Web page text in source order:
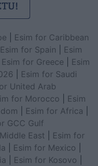
Esim for Caribbean
Esim for Spain
Esim
Esim for Greece
Esim
Esim for Saudi
United Arab
for Morocco
Esim
Esim for Africa
GCC Gulf
East
Esim for
Esim for Mexico
Esim for Kosovo